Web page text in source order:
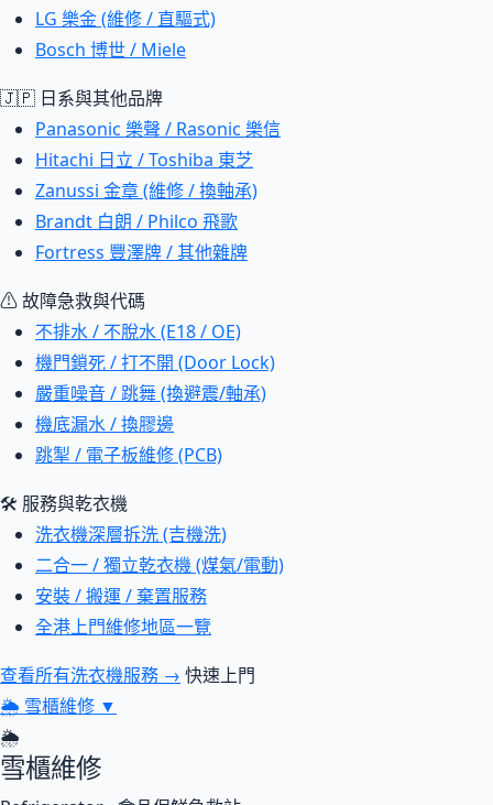
LG 樂金 (維修 / 直驅式)
Bosch 博世 / Miele
🇯🇵 日系與其他品牌
Panasonic 樂聲 / Rasonic 樂信
Hitachi 日立 / Toshiba 東芝
Zanussi 金章 (維修 / 換軸承)
Brandt 白朗 / Philco 飛歌
Fortress 豐澤牌 / 其他雜牌
⚠ 故障急救與代碼
不排水 / 不脫水 (E18 / OE)
機門鎖死 / 打不開 (Door Lock)
嚴重噪音 / 跳舞 (換避震/軸承)
機底漏水 / 換膠邊
跳掣 / 電子板維修 (PCB)
🛠 服務與乾衣機
洗衣機深層拆洗 (吉機洗)
二合一 / 獨立乾衣機 (煤氣/電動)
安裝 / 搬運 / 棄置服務
全港上門維修地區一覽
查看所有洗衣機服務 → 快速上門
🌦 雪櫃維修 ▼
🌦
雪櫃維修